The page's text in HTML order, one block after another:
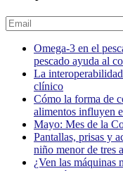
Omega-3 en el
pescado ayuda al
La
clínico
Cómo la forma de
alimentos influyen
Mayo: Mes de la
Pantallas, prisas y
niño menor de tres
¿Ven las máquinas